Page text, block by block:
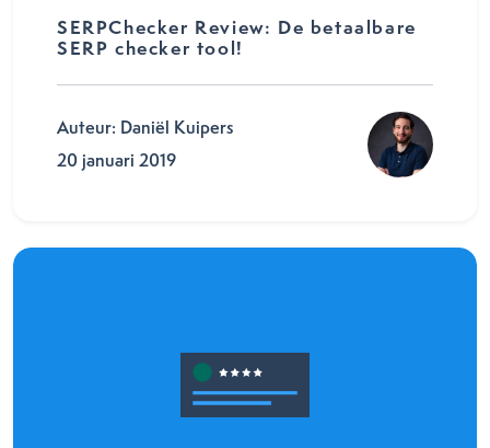
SERPChecker Review: De betaalbare
SERP checker tool!
Auteur: Daniël Kuipers
20 januari 2019